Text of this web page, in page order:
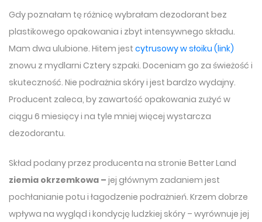
Gdy poznałam tę różnicę wybrałam dezodorant bez
plastikowego opakowania i zbyt intensywnego składu.
Mam dwa ulubione. Hitem jest cytrusowy w słoiku (link)
znowu z mydlarni Cztery szpaki. Doceniam go za świeżość i
skuteczność. Nie podrażnia skóry i jest bardzo wydajny.
Producent zaleca, by zawartość opakowania zużyć w
ciągu 6 miesięcy i na tyle mniej więcej wystarcza
dezodorantu.
Skład podany przez producenta na stronie Better Land
ziemia okrzemkowa – jej głównym zadaniem jest
pochłanianie potu i łagodzenie podrażnień. Krzem dobrze
wpływa na wygląd i kondycję ludzkiej skóry – wyrównuje jej